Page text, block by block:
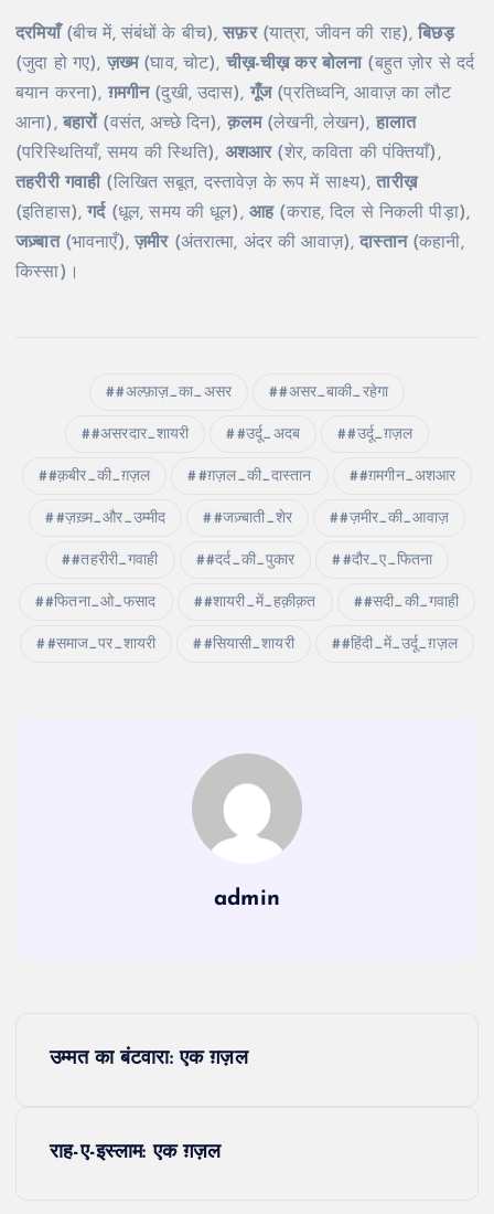
दरमियाँ(बीच में, संबंधों के बीच),सफ़र(यात्रा, जीवन की राह),बिछड़
(जुदा हो गए), ज़ख्म(घाव, चोट), चीख़-चीख़ कर बोलना(बहुत ज़ोर से दर्द
बयान करना), ग़मगीन(दुखी, उदास), गूँज(प्रतिध्वनि, आवाज़ का लौट
आना), बहारों(वसंत, अच्छे दिन), क़लम(लेखनी, लेखन), हालात
(परिस्थितियाँ, समय की स्थिति), अशआर(शेर, कविता की पंक्तियाँ),
तहरीरी गवाही(लिखित सबूत, दस्तावेज़ के रूप में साक्ष्य),तारीख़
(इतिहास),गर्द(धूल, समय की धूल), आह(कराह, दिल से निकली पीड़ा),
जज़्बात(भावनाएँ), ज़मीर(अंतरात्मा, अंदर की आवाज़),दास्तान(कहानी,
किस्सा)।
#अल्फ़ाज़_का_असर #असर_बाकी_रहेगा
#असरदार_शायरी #उर्दू_अदब #उर्दू_ग़ज़ल
#क़बीर_की_ग़ज़ल #ग़ज़ल_की_दास्तान #ग़मगीन_अशआर
#ज़ख़्म_और_उम्मीद #जज़्बाती_शेर #ज़मीर_की_आवाज़
#तहरीरी_गवाही #दर्द_की_पुकार #दौर_ए_फितना
#फितना_ओ_फसाद #शायरी_में_हक़ीक़त #सदी_की_गवाही
#समाज_पर_शायरी #सियासी_शायरी #हिंदी_में_उर्दू_ग़ज़ल
admin
उम्मत का बंटवारा: एक ग़ज़ल
राह-ए-इस्लाम: एक ग़ज़ल